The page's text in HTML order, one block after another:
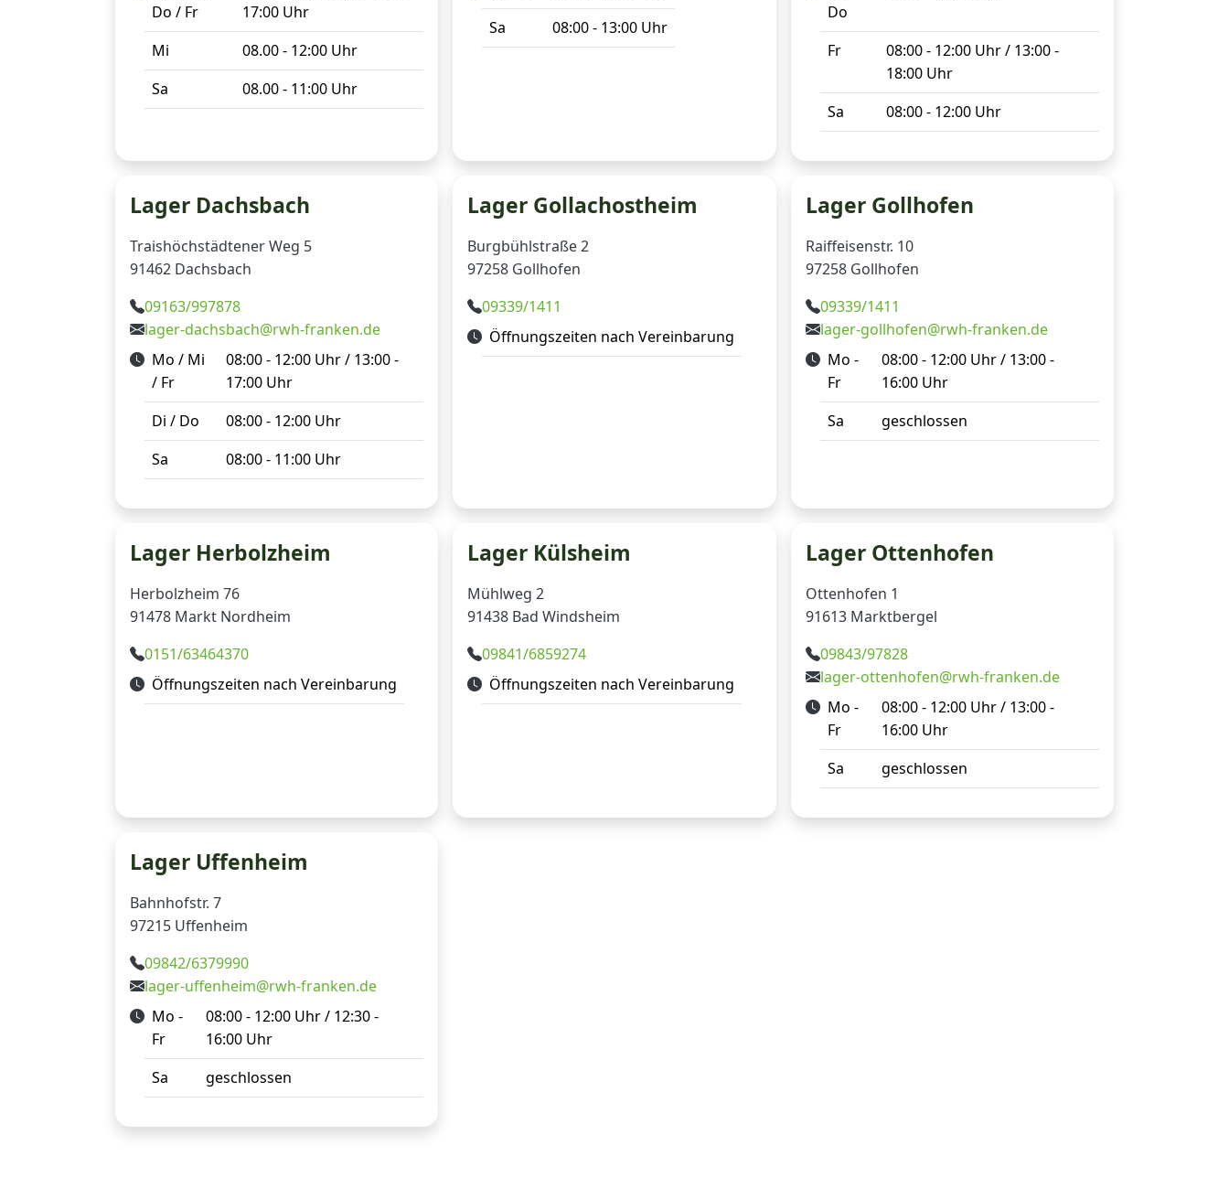
Do / Fr
17:00 Uhr
Mi
08.00 - 12:00 Uhr
Sa
08.00 - 11:00 Uhr
Sa
08:00 - 13:00 Uhr
Do
Fr
08:00 - 12:00 Uhr / 13:00 -
18:00 Uhr
Sa
08:00 - 12:00 Uhr
Lager Dachsbach
Traishöchstädtener Weg 5
91462 Dachsbach
09163/997878
lager-dachsbach@rwh-franken.de
Mo / Mi
/ Fr
08:00 - 12:00 Uhr / 13:00 -
17:00 Uhr
Di / Do
08:00 - 12:00 Uhr
Sa
08:00 - 11:00 Uhr
Lager Gollachostheim
Burgbühlstraße 2
97258 Gollhofen
09339/1411
Öffnungszeiten nach Vereinbarung
Lager Gollhofen
Raiffeisenstr. 10
97258 Gollhofen
09339/1411
lager-gollhofen@rwh-franken.de
Mo -
Fr
08:00 - 12:00 Uhr / 13:00 -
16:00 Uhr
Sa
geschlossen
Lager Herbolzheim
Herbolzheim 76
91478 Markt Nordheim
0151/63464370
Öffnungszeiten nach Vereinbarung
Lager Külsheim
Mühlweg 2
91438 Bad Windsheim
09841/6859274
Öffnungszeiten nach Vereinbarung
Lager Ottenhofen
Ottenhofen 1
91613 Marktbergel
09843/97828
lager-ottenhofen@rwh-franken.de
Mo -
Fr
08:00 - 12:00 Uhr / 13:00 -
16:00 Uhr
Sa
geschlossen
Lager Uffenheim
Bahnhofstr. 7
97215 Uffenheim
09842/6379990
lager-uffenheim@rwh-franken.de
Mo -
Fr
08:00 - 12:00 Uhr / 12:30 -
16:00 Uhr
Sa
geschlossen